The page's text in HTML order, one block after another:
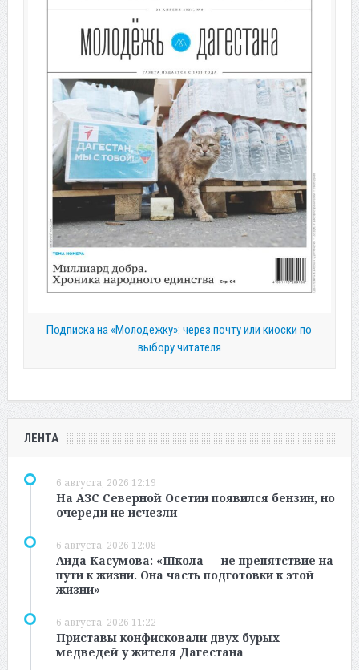
Подписка на «Молодежку»: через почту или киоски по
выбору читателя
ЛЕНТА
6 августа, 2026 12:19
На АЗС Северной Осетии появился бензин, но
очереди не исчезли
6 августа, 2026 12:08
Аида Касумова: «Школа — не препятствие на
пути к жизни. Она часть подготовки к этой
жизни»
6 августа, 2026 11:22
Приставы конфисковали двух бурых
медведей у жителя Дагестана